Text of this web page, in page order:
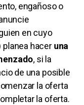
engañoso o
en cuyo
hacer una
, si la
de una posible
la oferta
la oferta.